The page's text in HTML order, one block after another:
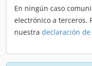
En ningún caso
electrónico a terceros.
nuestra declaración